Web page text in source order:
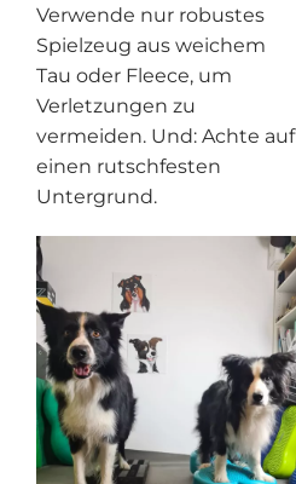
Verwende nur robustes
Spielzeug aus weichem
Tau oder Fleece, um
Verletzungen zu
vermeiden. Und: Achte auf
einen rutschfesten
Untergrund.